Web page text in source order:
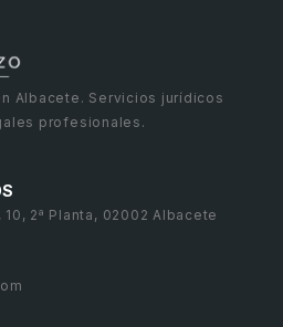
Albacete. Servicios jurídicos
profesionales.
2ª Planta, 02002 Albacete